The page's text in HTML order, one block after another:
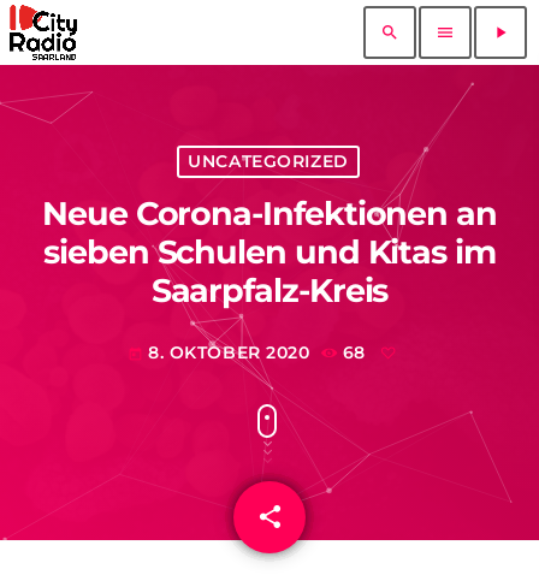
search menu play_arrow
UNCATEGORIZED
Neue Corona-Infektionen an
sieben Schulen und Kitas im
Saarpfalz-Kreis
today 8. OKTOBER 2020 68
share
email